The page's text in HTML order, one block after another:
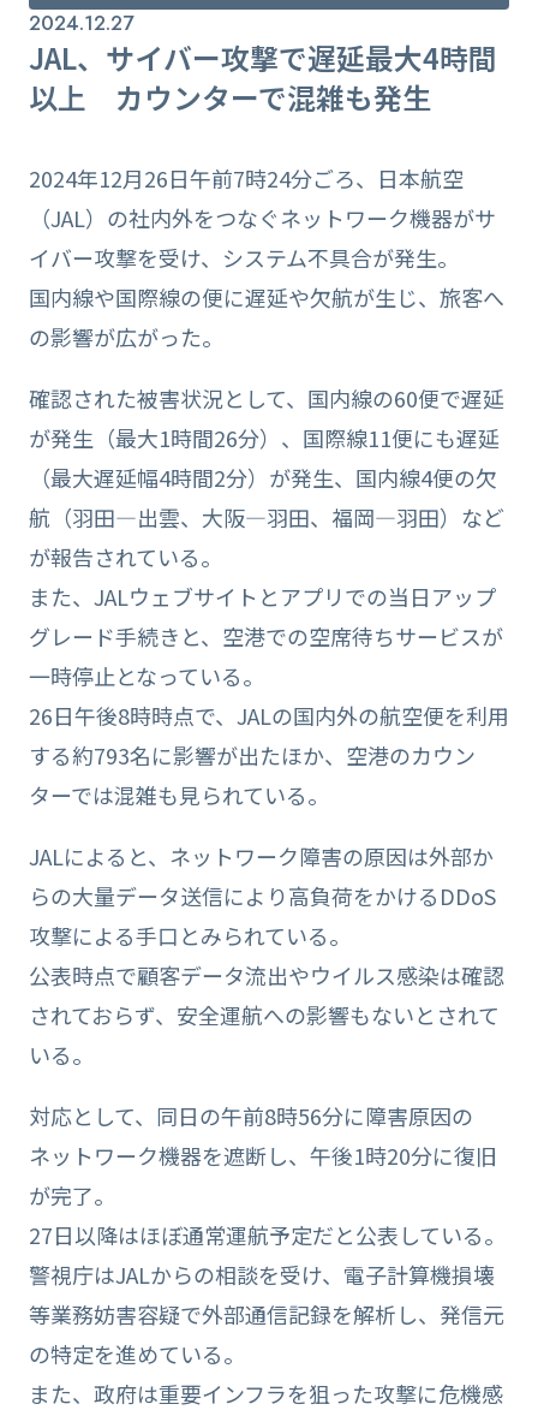
2024.12.27
JAL、サイバー攻撃で遅延最大4時間
以上 カウンターで混雑も発生
2024年12月26日午前7時24分ごろ、日本航空
（JAL）の社内外をつなぐネットワーク機器がサ
イバー攻撃を受け、システム不具合が発生。
国内線や国際線の便に遅延や欠航が生じ、旅客へ
の影響が広がった。
確認された被害状況として、国内線の60便で遅延
が発生（最大1時間26分）、国際線11便にも遅延
（最大遅延幅4時間2分）が発生、国内線4便の欠
航（羽田—出雲、大阪—羽田、福岡—羽田）など
が報告されている。
また、JALウェブサイトとアプリでの当日アップ
グレード手続きと、空港での空席待ちサービスが
一時停止となっている。
26日午後8時時点で、JALの国内外の航空便を利用
する約793名に影響が出たほか、空港のカウン
ターでは混雑も見られている。
JALによると、ネットワーク障害の原因は外部か
らの大量データ送信により高負荷をかけるDDoS
攻撃による手口とみられている。
公表時点で顧客データ流出やウイルス感染は確認
されておらず、安全運航への影響もないとされて
いる。
対応として、同日の午前8時56分に障害原因の
ネットワーク機器を遮断し、午後1時20分に復旧
が完了。
27日以降はほぼ通常運航予定だと公表している。
警視庁はJALからの相談を受け、電子計算機損壊
等業務妨害容疑で外部通信記録を解析し、発信元
の特定を進めている。
また、政府は重要インフラを狙った攻撃に危機感